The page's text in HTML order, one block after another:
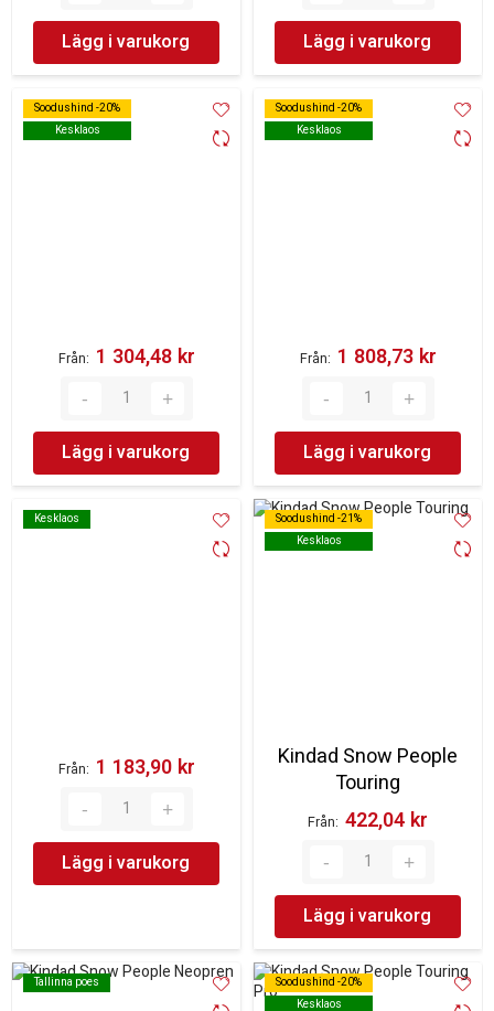
Lägg i varukorg Lägg i varukorg
Soodushind -20%
Kesklaos
Soodushind -20%
Kesklaos
Från 1 304,48 kr‎
Lägg i varukorg
Soodushind -20%
Kesklaos
Soodushind -20%
Kesklaos
Från 1 808,73 kr‎
Lägg i varukorg
Kesklaos
Kesklaos
Från 1 183,90 kr‎
Lägg i varukorg
Soodushind -21%
Kesklaos
Soodushind -21%
Kesklaos
Kindad Snow People
Touring
Från 422,04 kr‎
Lägg i varukorg
Tallinna poes
Tallinna poes
Soodushind -20%
Kesklaos
Soodushind -20%
Kesklaos